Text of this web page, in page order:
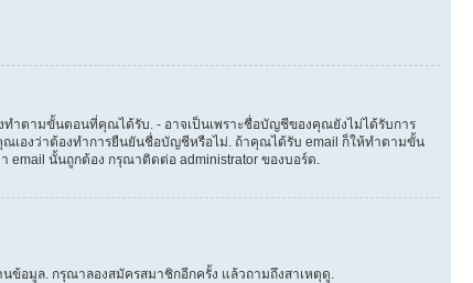
ำตามขั้นตอนที่คุณได้รับ. - อาจเป็นเพราะชื่อบัญชีของคุณยังไม่ได้รับการ
เองว่าต้องทำการยืนยันชื่อบัญชีหรือไม่. ถ้าคุณได้รับ email ก็ให้ทำตามขั้น
นั้นถูกต้อง กรุณาติดต่อ administrator ของบอร์ด.
ข้อมูล. กรุณาลองสมัครสมาชิกอีกครั้ง แล้วถามถึงสาเหตุดู.